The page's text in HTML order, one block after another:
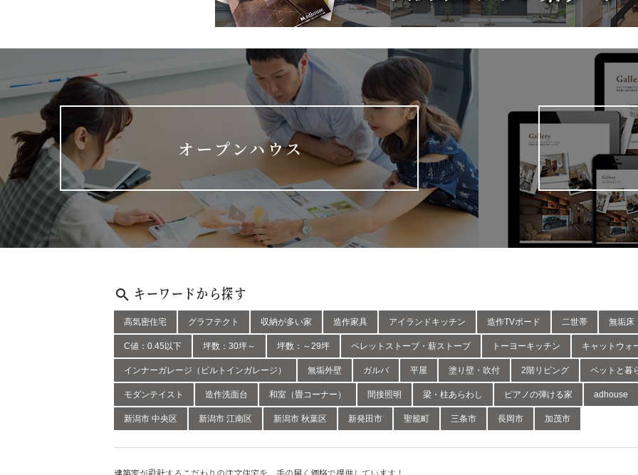
オープンハウス
キーワードから探す
高気密住宅 グラフテクト 収納が多い家 造作家具 アイランドキッチン 造作TVボード 二世帯 無垢床
C値：0.45以下 坪数：30坪～ 坪数：～29坪 ペレットストーブ・薪ストーブ トーヨーキッチン キャットウォ
インナーガレージ（ビルトインガレージ） 無垢外壁 ガルバ 平屋 塗り壁・吹付 2階リビング ペットと暮
モダンテイスト 造作洗面台 和室（畳コーナー） 間接照明 梁・柱あらわし ピアノの弾ける家 adhouse
新潟市 中央区 新潟市 江南区 新潟市 秋葉区 新発田市 聖籠町 三条市 長岡市 加茂市